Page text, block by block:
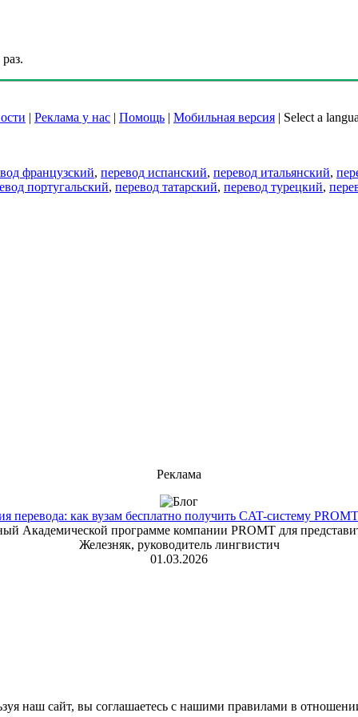
| Реклама у нас | Помощь | Мобильная версия | Select a
французский, перевод испанский, перевод итальянский,
португальский, перевод татарский, перевод турецкий,
Реклама
перевода: как вузам бесплатно получить CAT-систему
Академической программе компании PROMT для
Железняк, руководитель лингвистич
01.03.2026
наш сайт, вы соглашаетесь с нашими правилами в